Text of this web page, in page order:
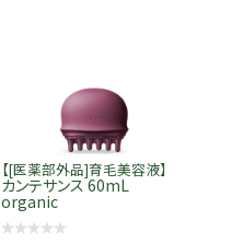
【[医薬部外品]育毛美容液】
カンテサンス 60mL
organic